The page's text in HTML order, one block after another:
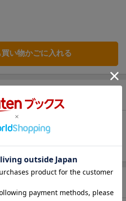
い物かごに入れる